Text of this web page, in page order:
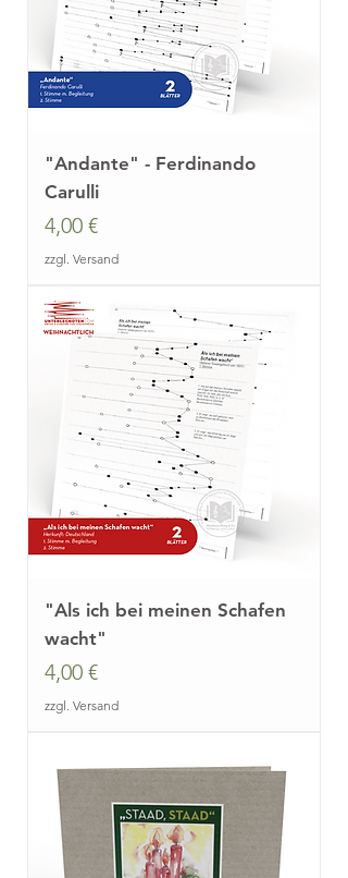
"Andante" - Ferdinando
Carulli
Preis
4,00 €
zzgl. Versand
"Als ich bei meinen Schafen
wacht"
Preis
4,00 €
zzgl. Versand